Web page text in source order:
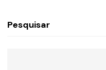
Pesquisar